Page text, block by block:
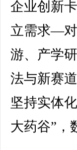
企业创新
立需求—
游、产学
法与新赛
坚持实体
大药谷”，